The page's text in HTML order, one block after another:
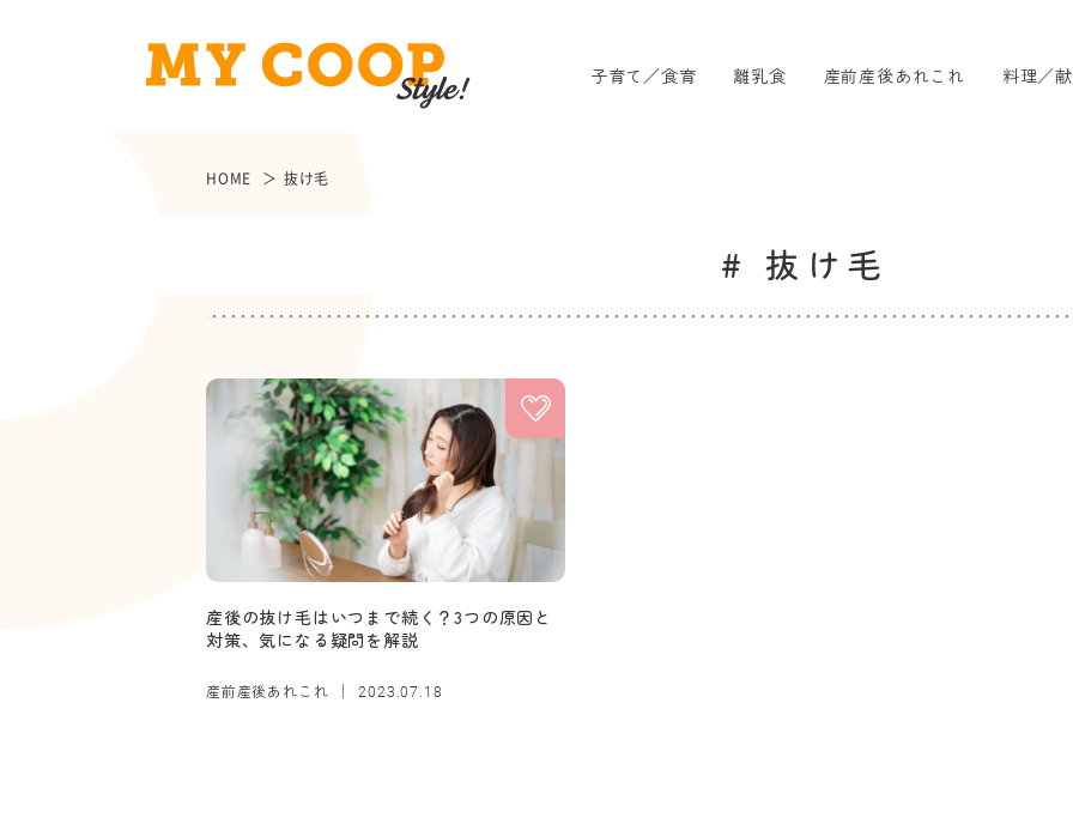
子育て／食育 離乳食 産前産後あれこれ 料理／
HOME 抜け毛
# 抜け毛
産後の抜け毛はいつまで続く？3つの原因と
対策、気になる疑問を解説
産前産後あれこれ 2023.07.18